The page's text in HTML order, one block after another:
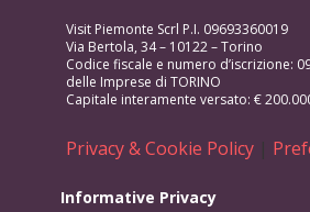
Visit Piemonte Scrl P.I. 09693360019
Via Bertola, 34 – 10122 – Torino
Codice fiscale e numero d’iscrizione:
delle Imprese di TORINO
Capitale interamente versato: €
Privacy & Cookie Policy |
Informative Privacy